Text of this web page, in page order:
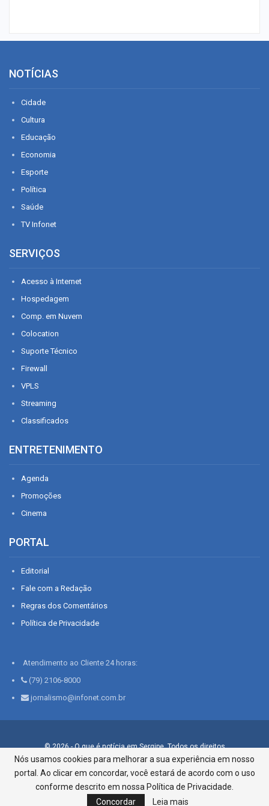
NOTÍCIAS
Cidade
Cultura
Educação
Economia
Esporte
Política
Saúde
TV Infonet
SERVIÇOS
Acesso à Internet
Hospedagem
Comp. em Nuvem
Colocation
Suporte Técnico
Firewall
VPLS
Streaming
Classificados
ENTRETENIMENTO
Agenda
Promoções
Cinema
PORTAL
Editorial
Fale com a Redação
Regras dos Comentários
Política de Privacidade
Atendimento ao Cliente 24 horas:
(79) 2106-8000
jornalismo@infonet.com.br
© 2026 - O que é notícia em Sergipe. Todos os direitos
reservados.
Infonet - Rua Monsenhor Silveira 276, Bairro São José |
Aracaju-SE, CEP 49015-030, Fone: 79.2106.8000 - CI Centro de
Informações LTDA
Nós usamos cookies para melhorar a sua experiência em nosso
portal. Ao clicar em concordar, você estará de acordo com o uso
conforme descrito em nossa Política de Privacidade.
Concordar
Leia mais